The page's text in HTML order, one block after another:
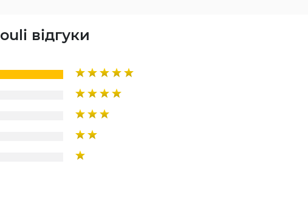
відгуки